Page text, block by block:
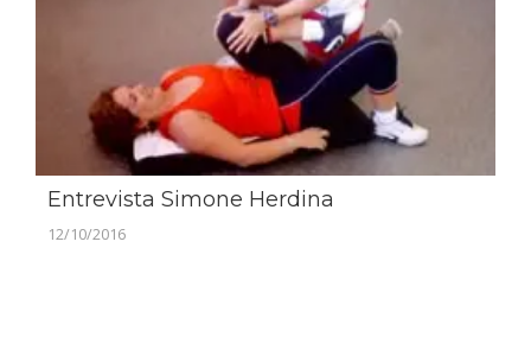
Entrevista Simone Herdina
12/10/2016